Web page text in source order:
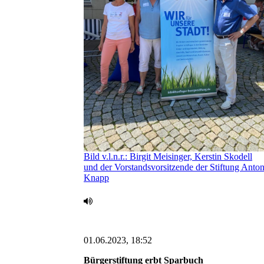
Bild v.l.n.r.: Birgit Meisinger, Kerstin Skodell
und der Vorstandsvorsitzende der Stiftung Anton
Knapp
01.06.2023, 18:52
Bürgerstiftung erbt Sparbuch